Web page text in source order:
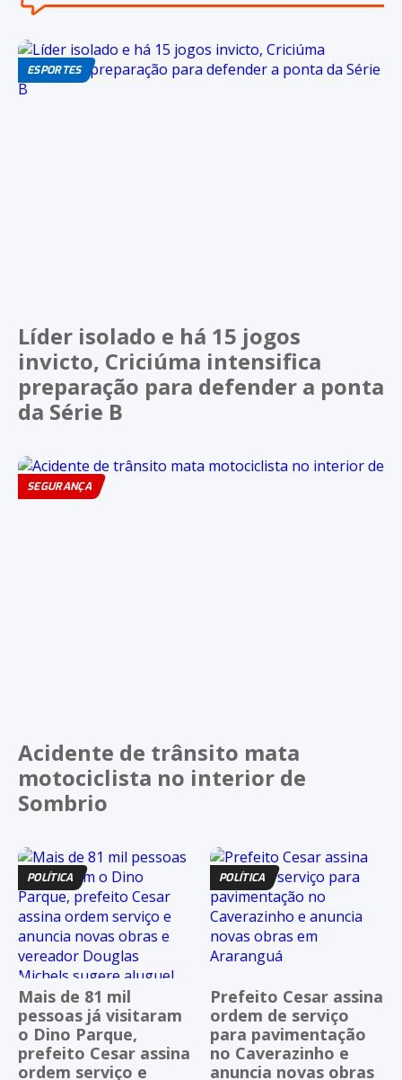
ESPORTES
Líder isolado e há 15 jogos
invicto, Criciúma intensifica
preparação para defender a ponta
da Série B
SEGURANÇA
Acidente de trânsito mata
motociclista no interior de
Sombrio
POLÍTICA
Mais de 81 mil
pessoas já visitaram
o Dino Parque,
prefeito Cesar assina
ordem serviço e
POLÍTICA
Prefeito Cesar assina
ordem de serviço
para pavimentação
no Caverazinho e
anuncia novas obras